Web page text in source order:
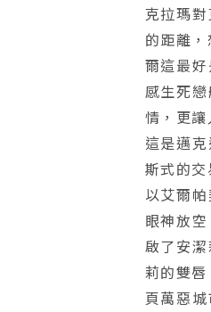
克拉瑪
的距離，
爾這最
感生死
情， 更
這是邁
斯式的交
以艾爾
眼神放
啟了安
莉的雙
頁萬惡